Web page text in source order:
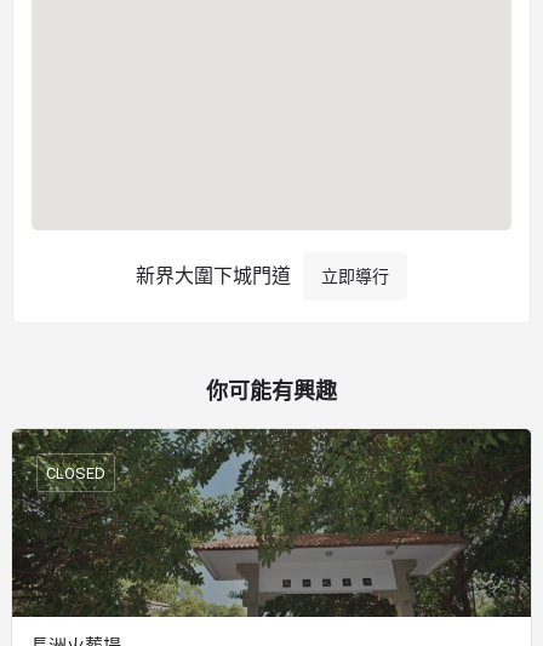
新界大圍下城門道 立即導行
你可能有興趣
CLOSED